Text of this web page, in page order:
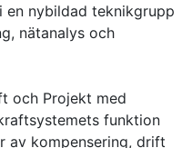
nybildad teknikgrupp
nätanalys och
och Projekt med
funktion
av kompensering, drift